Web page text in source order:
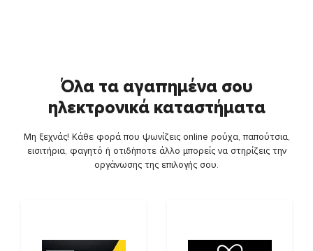
Όλα τα αγαπημένα σου
ηλεκτρονικά καταστήματα
Μη ξεχνάς! Κάθε φορά που ψωνίζεις online ρούχα, παπούτσια,
εισιτήρια, φαγητό ή οτιδήποτε άλλο μπορείς να στηρίζεις την
οργάνωσης της επιλογής σου.